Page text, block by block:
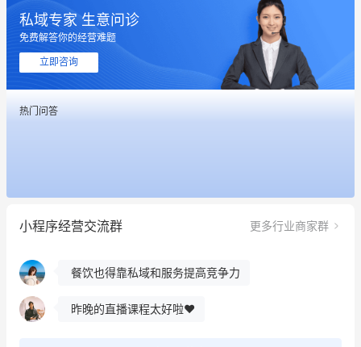
私域专家 生意问诊
免费解答你的经营难题
立即咨询
热门问答
小程序经营交流群 更多行业商家群
这个营销策划案例推荐大家看一下
用有赞就能在微信、小红书同时经营了
餐饮也得靠私域和服务提高竞争力
这个营销策划案例推荐大家看一下
用有赞就能在微信、小红书同时经营了
餐饮也得靠私域和服务提高竞争力
昨晚的直播课程太好啦❤️